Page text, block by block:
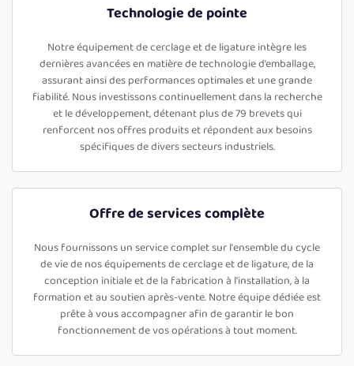
Technologie de pointe
Notre équipement de cerclage et de ligature intègre les
dernières avancées en matière de technologie d’emballage,
assurant ainsi des performances optimales et une grande
fiabilité. Nous investissons continuellement dans la recherche
et le développement, détenant plus de 79 brevets qui
renforcent nos offres produits et répondent aux besoins
spécifiques de divers secteurs industriels.
Offre de services complète
Nous fournissons un service complet sur l'ensemble du cycle
de vie de nos équipements de cerclage et de ligature, de la
conception initiale et de la fabrication à l'installation, à la
formation et au soutien après-vente. Notre équipe dédiée est
prête à vous accompagner afin de garantir le bon
fonctionnement de vos opérations à tout moment.